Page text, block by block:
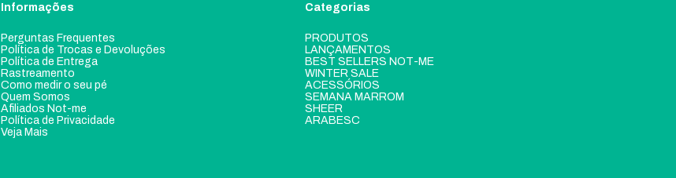
Informações
Perguntas Frequentes
Política de Trocas e Devoluções
Política de Entrega
Rastreamento
Como medir o seu pé
Quem Somos
Afiliados Not-me
Política de Privacidade
Veja Mais
Categorias
PRODUTOS
LANÇAMENTOS
BEST SELLERS NOT-ME
WINTER SALE
ACESSÓRIOS
SEMANA MARROM
SHEER
ARABESC